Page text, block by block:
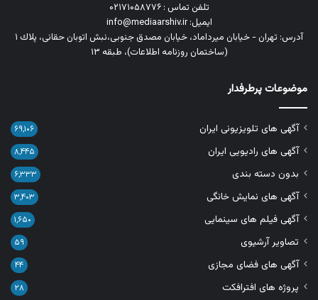
تلفن تماس : ۰۲۱۷۱۰۵۸۷۷۶
ایمیل: info@mediaarshiv.ir
آدرس: تهران - خیابان میرداماد، خیابان مصدق جنوبی،نبش اتوبان حقانی، پلاك ١
(ساختمان روزنامه اطلاعات)، طبقه ۱۳
موضوعات پرطرفدار
آگهی های تلویزیونی ایران ۶۹,۱۰۶
آگهی های رادیویی ایران ۸,۴۴۵
بدون دسته بندی ۶,۳۳۳
آگهی های نمایش خانگی ۳,۴۰۳
آگهی فیلم های سینمایی ۱,۶۵۰
تصاویر آرشیوی ۵۹
آگهی های فضای مجازی ۴۴
پروژه های افترافکت ۲۸